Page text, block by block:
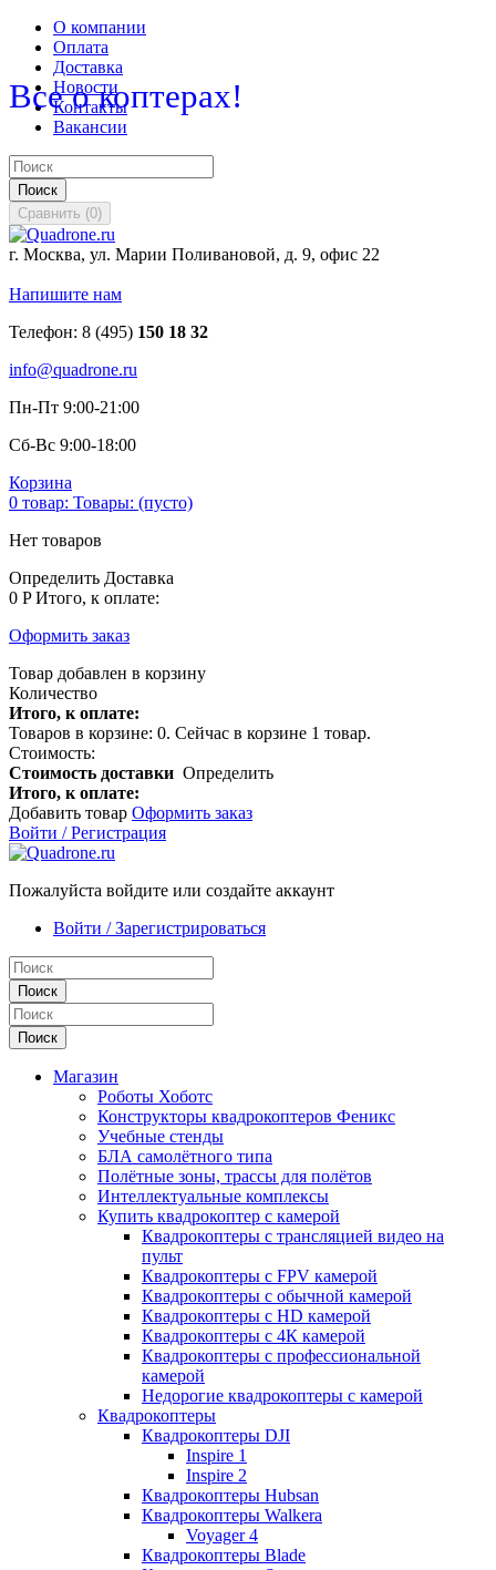
О компании
Оплата
Доставка
Новости
Контакты
Вакансии
Поиск
Сравнить (0)
Все о коптерах!
г. Москва, ул. Марии Поливановой, д. 9, офис 22
Напишите нам
Телефон: 8 (495) 150 18 32
info@quadrone.ru
Пн-Пт 9:00-21:00
Сб-Вс 9:00-18:00
Корзина
0 товар: Товары: (пусто)
Нет товаров
Определить Доставка
0 P Итого, к оплате:
Оформить заказ
Товар добавлен в корзину
Количество
Итого, к оплате:
Товаров в корзине: 0. Сейчас в корзине 1 товар.
Стоимость:
Стоимость доставки Определить
Итого, к оплате:
Добавить товар Оформить заказ
Войти / Регистрация
Пожалуйста войдите или создайте аккаунт
Войти / Зарегистрироваться
Поиск
Поиск
Магазин
Роботы Хоботс
Конструкторы квадрокоптеров Феникс
Учебные стенды
БЛА самолётного типа
Полётные зоны, трассы для полётов
Интеллектуальные комплексы
Купить квадрокоптер с камерой
Квадрокоптеры с трансляцией видео на
пульт
Квадрокоптеры с FPV камерой
Квадрокоптеры с обычной камерой
Квадрокоптеры с HD камерой
Квадрокоптеры с 4К камерой
Квадрокоптеры с профессиональной
камерой
Недорогие квадрокоптеры с камерой
Квадрокоптеры
Квадрокоптеры DJI
Inspire 1
Inspire 2
Квадрокоптеры Hubsan
Квадрокоптеры Walkera
Voyager 4
Квадрокоптеры Blade